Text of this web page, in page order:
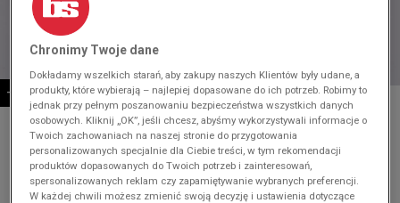
-10% ZA MIN. 500 ZŁ KOD: SUM10
* Zdjęcie poglądowe
CHAMPION T-SHIRT CREWNECK TEE
Produkt pochodzi z końcówek aktualnych kolekcji, ubiegłych
sezonów lub z ekspozycji.
Szczegóły.
Chronimy Twoje dane
Dokładamy wszelkich starań, aby zakupy naszych Klientów były udane, a
produkty, które wybierają – najlepiej dopasowane do ich potrzeb. Robimy to
jednak przy pełnym poszanowaniu bezpieczeństwa wszystkich danych
osobowych. Kliknij „OK”, jeśli chcesz, abyśmy wykorzystywali informacje o
Twoich zachowaniach na naszej stronie do przygotowania
personalizowanych specjalnie dla Ciebie treści, w tym rekomendacji
produktów dopasowanych do Twoich potrzeb i zainteresowań,
spersonalizowanych reklam czy zapamiętywanie wybranych preferencji.
W każdej chwili możesz zmienić swoją decyzję i ustawienia dotyczące